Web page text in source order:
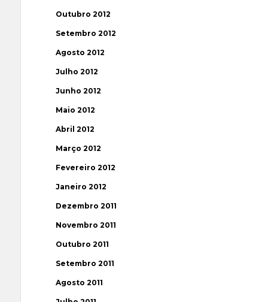
Outubro 2012
Setembro 2012
Agosto 2012
Julho 2012
Junho 2012
Maio 2012
Abril 2012
Março 2012
Fevereiro 2012
Janeiro 2012
Dezembro 2011
Novembro 2011
Outubro 2011
Setembro 2011
Agosto 2011